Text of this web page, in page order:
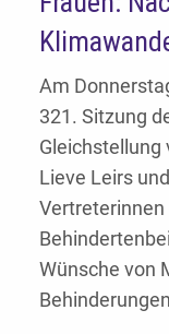
Am
321. Sitzung
Gleichstellung
Lieve Leirs
Wünsche von